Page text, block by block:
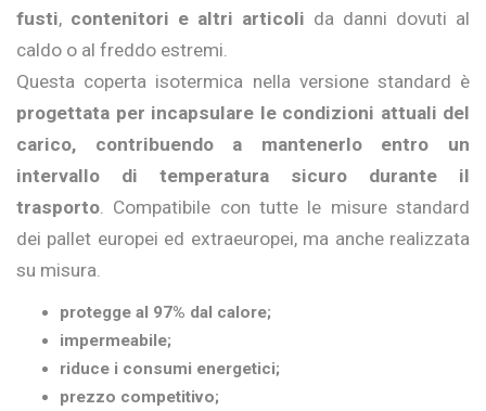
fusti, contenitori e altri articoli da danni dovuti al
caldo o al freddo estremi.
Questa coperta isotermica nella versione standard è
progettata per incapsulare le condizioni attuali del
carico, contribuendo a mantenerlo entro un
intervallo di temperatura sicuro durante il
trasporto. Compatibile con tutte le misure standard
dei pallet europei ed extraeuropei, ma anche realizzata
su misura.
protegge al 97% dal calore;
impermeabile;
riduce i consumi energetici;
prezzo competitivo;